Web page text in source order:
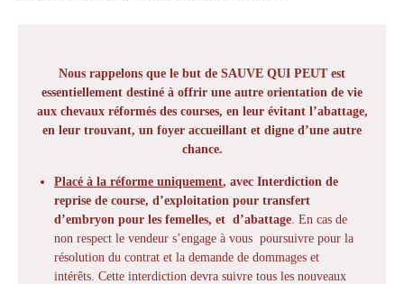
Nous rappelons que le but de SAUVE QUI PEUT est
essentiellement destiné à offrir une autre orientation de vie
aux chevaux réformés des courses, en leur évitant l’abattage,
en leur trouvant, un foyer accueillant et digne d’une autre
chance.
Placé à la réforme uniquement, avec Interdiction de
reprise de course, d’exploitation pour transfert
d’embryon pour les femelles, et d’abattage. En cas de
non respect le vendeur s’engage à vous poursuivre pour la
résolution du contrat et la demande de dommages et
intérêts. Cette interdiction devra suivre tous les nouveaux